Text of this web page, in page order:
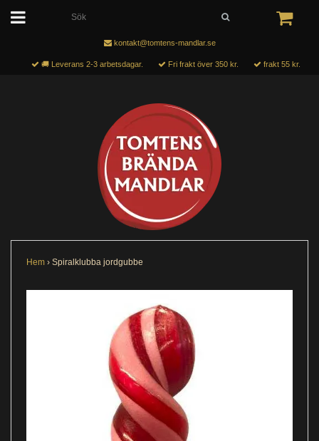
kontakt@tomtens-mandlar.se
🚚 Leverans 2-3 arbetsdagar. Fri frakt över 350 kr. frakt 55 kr.
Hem › Spiralklubba jordgubbe